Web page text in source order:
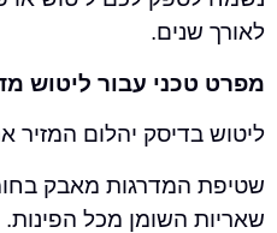
עבור ליטוש מדרגות
יהלום המזיר את
מאבק בחומר
מכל הפינות.